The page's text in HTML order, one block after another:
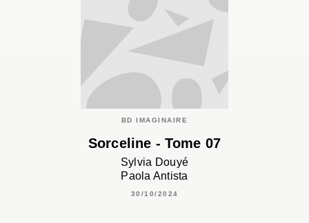
BD IMAGINAIRE
Sorceline - Tome 07
Sylvia Douyé
Paola Antista
30/10/2024